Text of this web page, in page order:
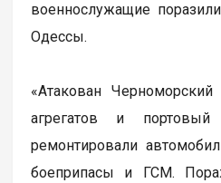
военнослужащие
Одессы.
«Атакован
агрегатов и
ремонтировали
боеприпасы и ГСМ.